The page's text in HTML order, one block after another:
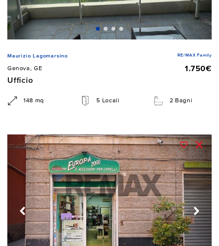
Maurizio Lagomarsino RE/MAX Family
Genova, GE
1.750€
Ufficio
148 mq 5 Locali 2 Bagni